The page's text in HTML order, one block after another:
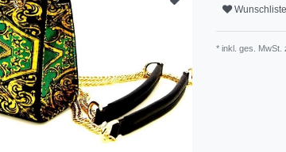
Wunschliste
* inkl. ges. MwSt.